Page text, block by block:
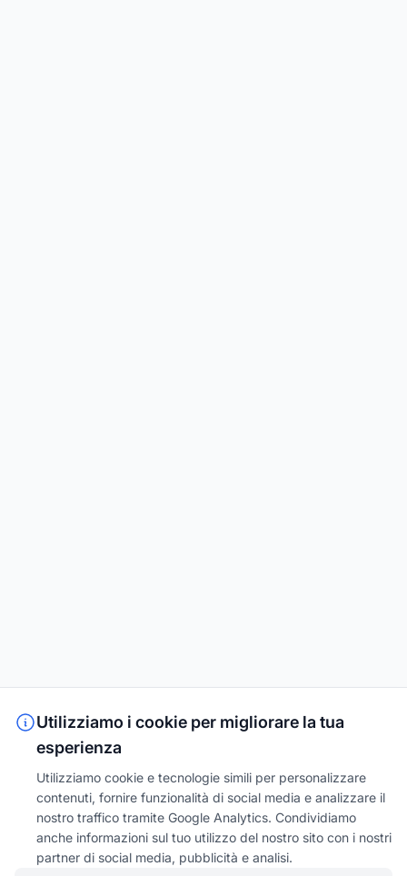
Utilizziamo i cookie per migliorare la tua
esperienza
Utilizziamo cookie e tecnologie simili per personalizzare
contenuti, fornire funzionalità di social media e analizzare il
nostro traffico tramite Google Analytics. Condividiamo
anche informazioni sul tuo utilizzo del nostro sito con i nostri
partner di social media, pubblicità e analisi.